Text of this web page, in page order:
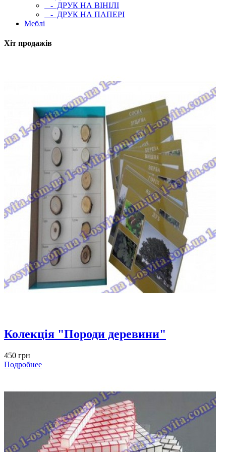
- ДРУК НА ВІНІЛІ
- ДРУК НА ПАПЕРІ
Меблі
Хіт продажів
Колекція "Породи деревини"
450 грн
Подробнее